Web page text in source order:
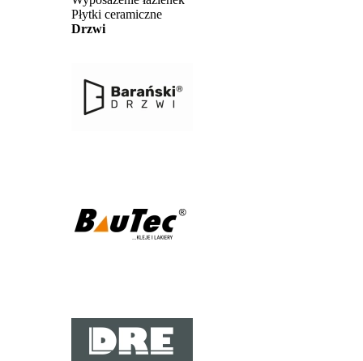
Płytki ceramiczne
Drzwi